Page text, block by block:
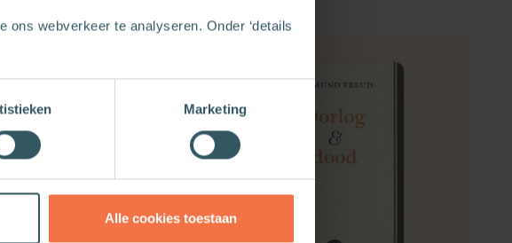
webverkeer te analyseren. Onder ‘details
Marketing
Alle cookies toestaan